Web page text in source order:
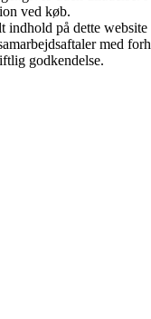
ved køb.
indhold på dette
med
godkendelse.